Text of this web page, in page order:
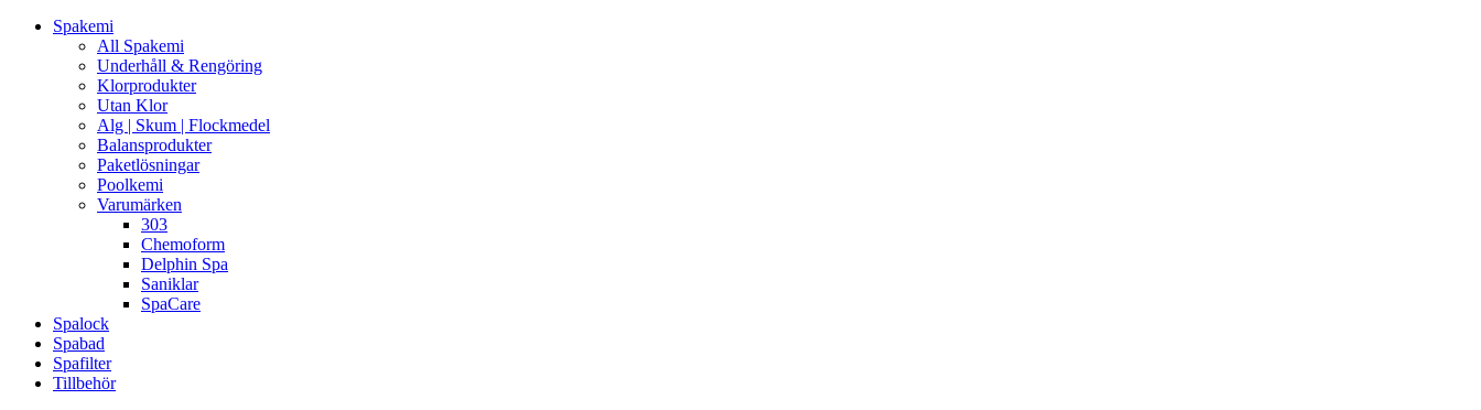
Spakemi
All Spakemi
Underhåll & Rengöring
Klorprodukter
Utan Klor
Alg | Skum | Flockmedel
Balansprodukter
Paketlösningar
Poolkemi
Varumärken
303
Chemoform
Delphin Spa
Saniklar
SpaCare
Spalock
Spabad
Spafilter
Tillbehör